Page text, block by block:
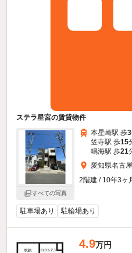
ステラ星宮の賃貸物件
すべての写真
本星崎駅 歩3
笠寺駅 歩15
鳴海駅 歩21
愛知県名古
2階建 / 10年3ヶ
駐車場あり 駐輪場あり
4.9万円